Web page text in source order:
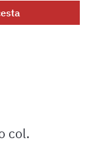
la
col.